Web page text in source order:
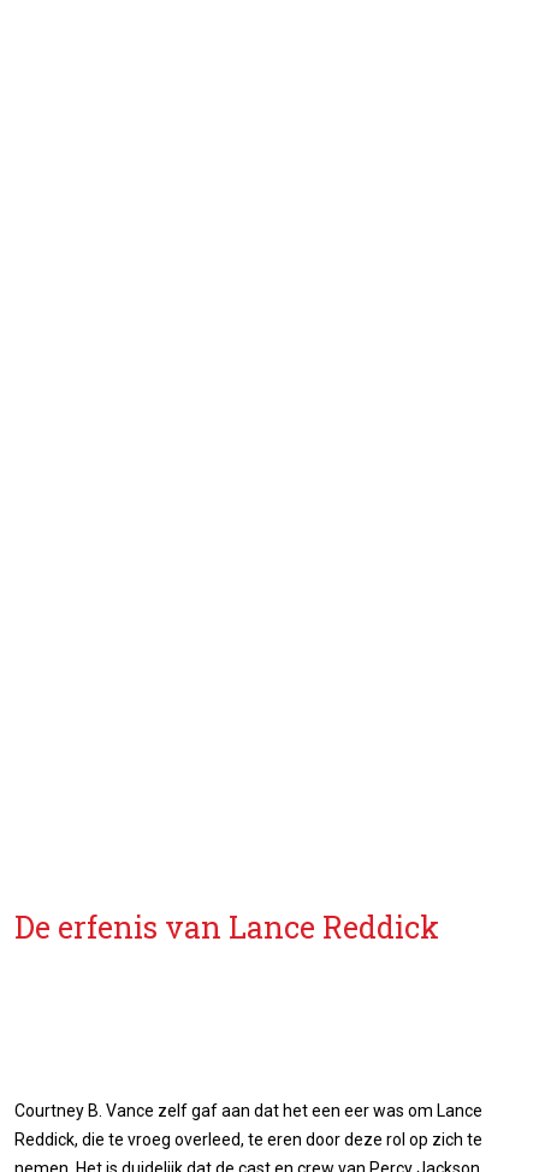
De erfenis van Lance Reddick
Courtney B. Vance zelf gaf aan dat het een eer was om Lance
Reddick, die te vroeg overleed, te eren door deze rol op zich te